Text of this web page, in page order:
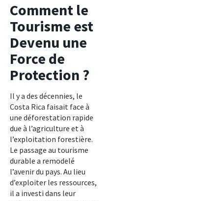
Comment le
Tourisme est
Devenu une
Force de
Protection ?
Il y a des décennies, le
Costa Rica faisait face à
une déforestation rapide
due à l’agriculture et à
l’exploitation forestière.
Le passage au tourisme
durable a remodelé
l’avenir du pays. Au lieu
d’exploiter les ressources,
il a investi dans leur